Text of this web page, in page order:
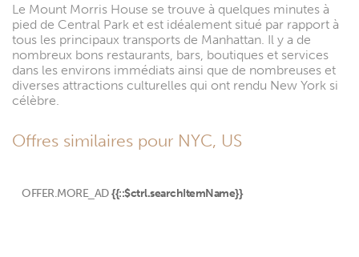
Le Mount Morris House se trouve à quelques minutes à
pied de Central Park et est idéalement situé par rapport à
tous les principaux transports de Manhattan. Il y a de
nombreux bons restaurants, bars, boutiques et services
dans les environs immédiats ainsi que de nombreuses et
diverses attractions culturelles qui ont rendu New York si
célèbre.
Offres similaires pour NYC, US
OFFER.MORE_AD {{::$ctrl.searchItemName}}